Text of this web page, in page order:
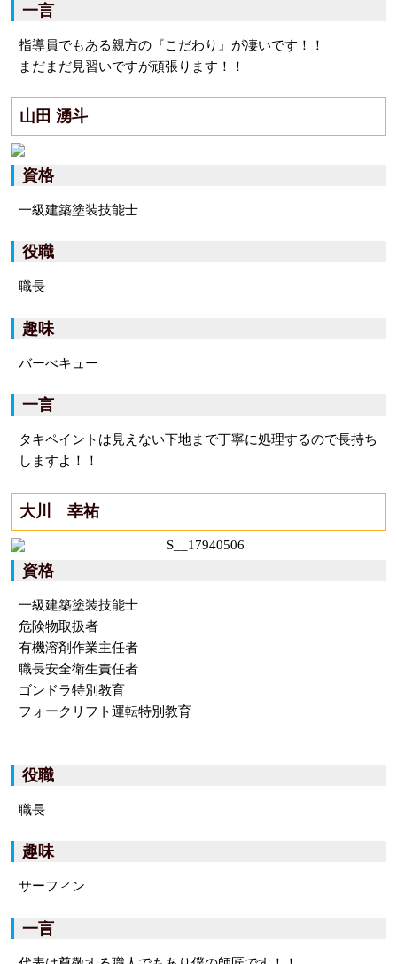
一言
指導員でもある親方の『こだわり』が凄いです！！
まだまだ見習いですが頑張ります！！
山田 湧斗
資格
一級建築塗装技能士
役職
職長
趣味
バーべキュー
一言
タキペイントは見えない下地まで丁寧に処理するので長持ち
しますよ！！
大川 幸祐
資格
一級建築塗装技能士
危険物取扱者
有機溶剤作業主任者
職長安全衛生責任者
ゴンドラ特別教育
フォークリフト運転特別教育
役職
職長
趣味
サーフィン
一言